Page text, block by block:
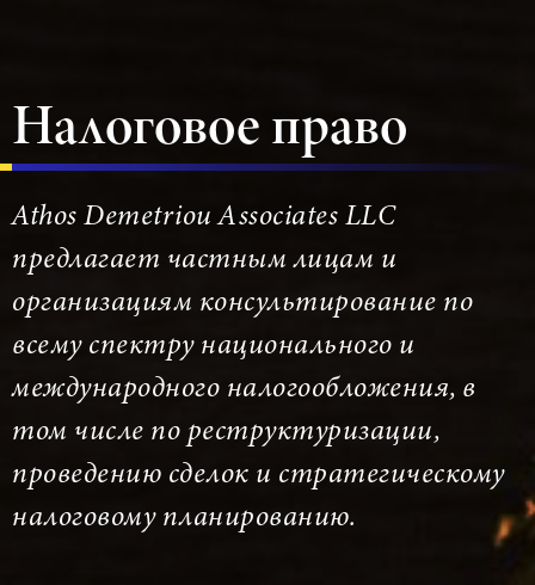
Налоговое право
Athos Demetriou Associates LLC
предлагает частным лицам и
организациям консультирование по
всему спектру национального и
международного налогообложения, в
том числе по реструктуризации,
проведению сделок и стратегическому
налоговому планированию.